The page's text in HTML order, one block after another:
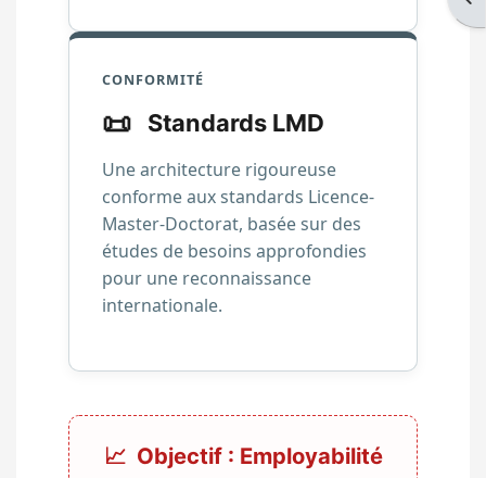
CONFORMITÉ
📜 Standards LMD
Une architecture rigoureuse
conforme aux standards Licence-
Master-Doctorat, basée sur des
études de besoins approfondies
pour une reconnaissance
internationale.
📈 Objectif : Employabilité